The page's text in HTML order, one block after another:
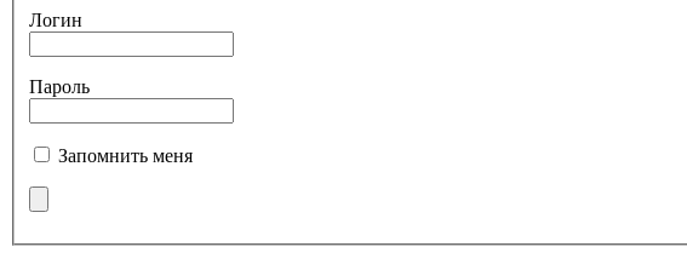
Логин
Пароль
Запомнить меня